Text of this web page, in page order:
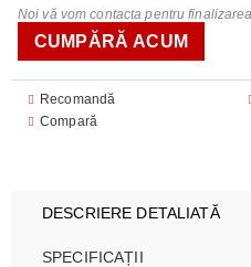
Noi vă vom contacta pentru
Recomandă
Compară
DESCRIERE DETALIATĂ
SPECIFICAȚII